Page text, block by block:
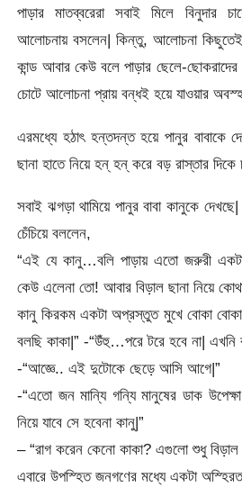
পাড়ার মাতব্বরেরা সবাই মিলে বিনুদার
আলোচনায় বসলেন| কিন্তু, আলোচনা
কান্ড আবার কেউ বলে পাড়ার ছেলে-ছোকরাদের
চোটে আলোচনা প্রায় বন্ধই হয়ে যাওয়ার
এরমধ্যে হঠাৎ হন্তদন্ত হয়ে পানুর বাবাকে
ছানা হাতে নিয়ে হন্ হন্ করে বড় রাস্তার দিকে
সবাই ঝগড়া থামিয়ে পানুর বাবা কানুকে
চেঁচিয়ে বললেন,
“এই যে কানু…বলি পাড়ায় এতো জরুরী একটা
কেউ এলেনা তো! আবার বিড়াল ছানা নিয়ে
কানু কিরকম একটা অপ্রস্তুত মুখে বোকা
বলছি কাকা|” -“উঁহু…পরে টরে হবে না| এখনি
-“আজ্ঞে.. এই দুটোকে ছেড়ে আসি আগে|”
-“এতো জন মান্যি গন্যি মানুষের ডাক
নিয়ে যাবে সে হবেনা কানু|”
– “রাগ করেন কেনো কাকা? এগুলো শুধু
এবারে উপস্হিত জনগণের মধ্যে একটা